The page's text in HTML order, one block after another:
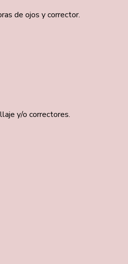
de ojos y corrector.
y/o correctores.